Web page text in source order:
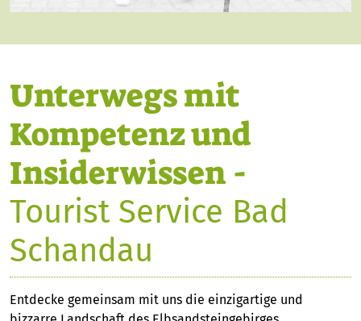
Unterwegs mit
Kompetenz und
Insiderwissen -
Tourist Service Bad
Schandau
Entdecke gemeinsam mit uns die einzigartige und